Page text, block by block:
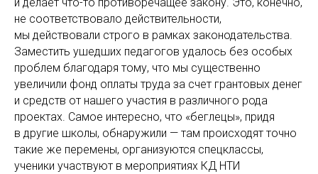
не соответствовало действительности,
мы действовали строго в рамках законодательства.
Заместить ушедших педагогов удалось без особых
проблем благодаря тому, что мы существенно
увеличили фонд оплаты труда за счет грантовых денег
и средств от нашего участия в различного рода
проектах. Самое интересно, что «беглецы», придя
в другие школы, обнаружили — там происходят точно
такие же перемены, организуются спецклассы,
ученики участвуют в мероприятиях КД НТИ